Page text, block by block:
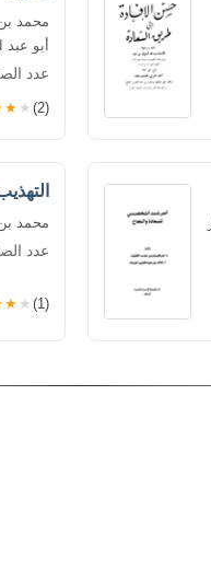
محمد
أبو عبد
عدد
(2)
محمد
عدد
(1)